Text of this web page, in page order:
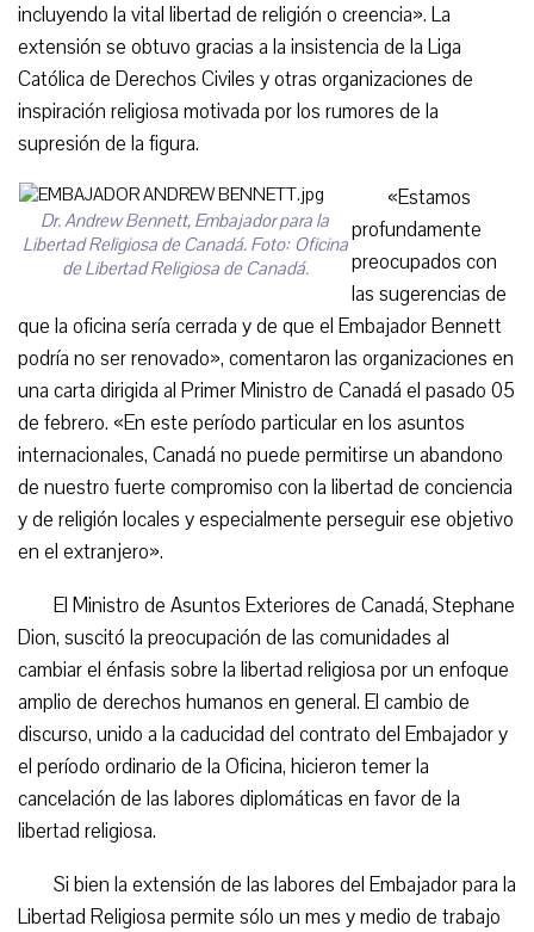
incluyendo la vital libertad de religión o creencia». La
extensión se obtuvo gracias a la insistencia de la Liga
Católica de Derechos Civiles y otras organizaciones de
inspiración religiosa motivada por los rumores de la
supresión de la figura.
Dr. Andrew Bennett, Embajador para la
Libertad Religiosa de Canadá. Foto: Oficina
de Libertad Religiosa de Canadá.
«Estamos
profundamente
preocupados con
las sugerencias de
que la oficina sería cerrada y de que el Embajador Bennett
podría no ser renovado», comentaron las organizaciones en
una carta dirigida al Primer Ministro de Canadá el pasado 05
de febrero. «En este período particular en los asuntos
internacionales, Canadá no puede permitirse un abandono
de nuestro fuerte compromiso con la libertad de conciencia
y de religión locales y especialmente perseguir ese objetivo
en el extranjero».
El Ministro de Asuntos Exteriores de Canadá, Stephane
Dion, suscitó la preocupación de las comunidades al
cambiar el énfasis sobre la libertad religiosa por un enfoque
amplio de derechos humanos en general. El cambio de
discurso, unido a la caducidad del contrato del Embajador y
el período ordinario de la Oficina, hicieron temer la
cancelación de las labores diplomáticas en favor de la
libertad religiosa.
Si bien la extensión de las labores del Embajador para la
Libertad Religiosa permite sólo un mes y medio de trabajo